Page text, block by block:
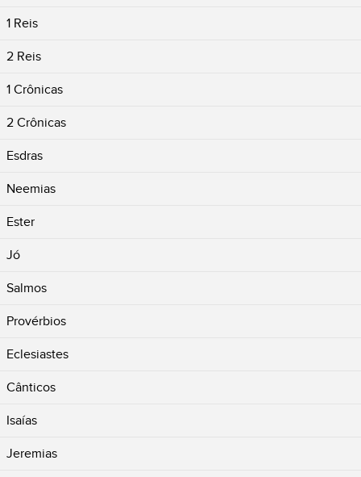
1 Reis
2 Reis
1 Crônicas
2 Crônicas
Esdras
Neemias
Ester
Jó
Salmos
Provérbios
Eclesiastes
Cânticos
Isaías
Jeremias